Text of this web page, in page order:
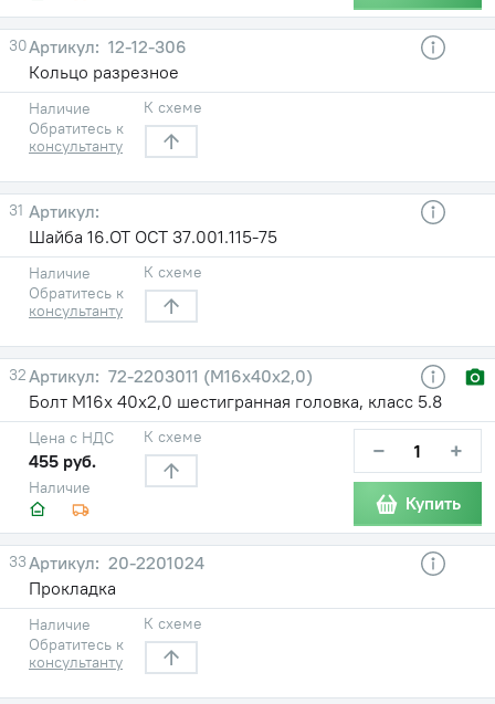
30
12-12-306
Кольцо разрезное
Наличие
Обратитесь к
консультанту
К схеме
31
Шайба 16.ОТ ОСТ 37.001.115-75
Наличие
Обратитесь к
консультанту
К схеме
32
72-2203011 (М16х40х2,0)
Болт М16х 40х2,0 шестигранная головка, класс 5.8
Наличие
Цена с НДС
455 руб.
К схеме − +
Купить
33
20-2201024
Прокладка
Наличие
Обратитесь к
консультанту
К схеме